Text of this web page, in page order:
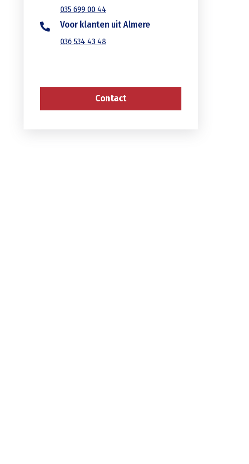
035 699 00 44
Voor klanten uit Almere
036 534 43 48
Contact